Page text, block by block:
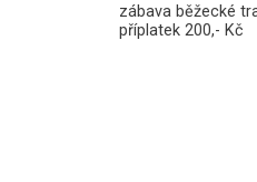
zábava běžecké
příplatek 200,- Kč